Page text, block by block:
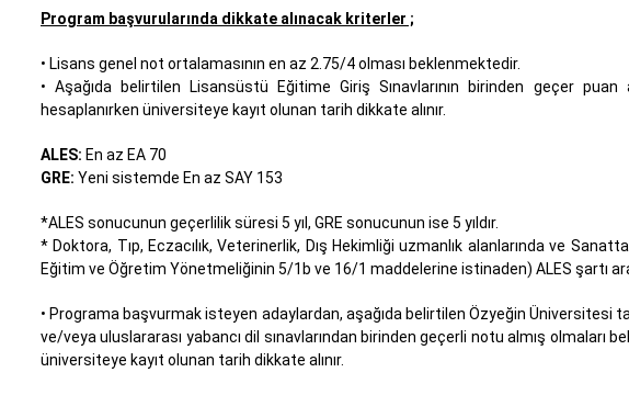
Program başvurularında dikkate alınacak kriterler ;
• Lisans genel not ortalamasının en az 2.75/4 olması beklenmektedir.
• Aşağıda belirtilen Lisansüstü Eğitime Giriş Sınavlarının birinden geçer puan
hesaplanırken üniversiteye kayıt olunan tarih dikkate alınır.
ALES: En az EA 70
GRE: Yeni sistemde En az SAY 153
*ALES sonucunun geçerlilik süresi 5 yıl, GRE sonucunun ise 5 yıldır.
* Doktora, Tıp, Eczacılık, Veterinerlik, Dış Hekimliği uzmanlık alanlarında ve
Eğitim ve Öğretim Yönetmeliğinin 5/1b ve 16/1 maddelerine istinaden) ALES şartı
• Programa başvurmak isteyen adaylardan, aşağıda belirtilen Özyeğin Üniversitesi
ve/veya uluslararası yabancı dil sınavlarından birinden geçerli notu almış olmaları
üniversiteye kayıt olunan tarih dikkate alınır.